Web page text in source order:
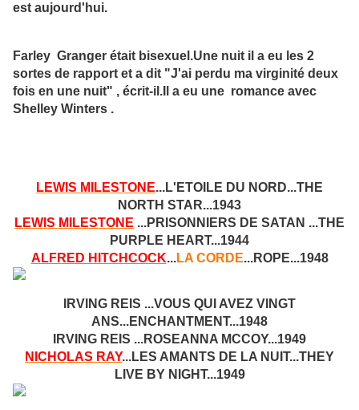
est aujourd'hui.
Farley Granger était bisexuel.Une nuit il a eu les 2
sortes de rapport et a dit "J'ai perdu ma virginité deux
fois en une nuit" , écrit-il.Il a eu une romance avec
Shelley Winters .
LEWIS MILESTONE...L'ETOILE DU NORD...THE
NORTH STAR...1943
LEWIS MILESTONE ...PRISONNIERS DE SATAN ...THE
PURPLE HEART...1944
ALFRED HITCHCOCK...LA CORDE...ROPE...1948
IRVING REIS ...VOUS QUI AVEZ VINGT
ANS...ENCHANTMENT...1948
IRVING REIS ...ROSEANNA MCCOY...1949
NICHOLAS RAY...LES AMANTS DE LA NUIT...THEY
LIVE BY NIGHT...1949